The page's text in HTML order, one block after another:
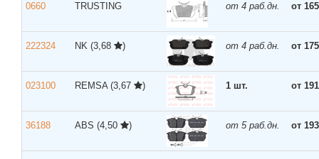
0660 TRUSTING от 4 раб.дн. от
222324 NK (3,68 ) от 4 раб.дн. от
023100 REMSA (3,67 ) 1 шт. от
36188 ABS (4,50 ) от 5 раб.дн. от